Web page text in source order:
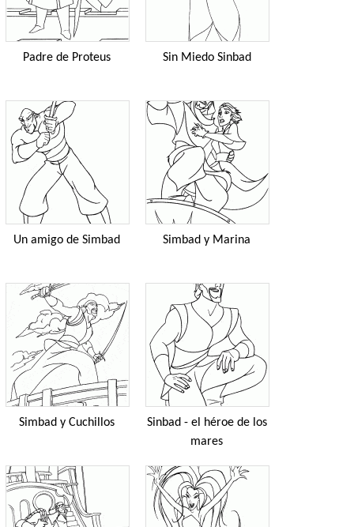
Padre de Proteus Sin Miedo Sinbad
Un amigo de Simbad Simbad y Marina
Simbad y Cuchillos
Sinbad - el héroe de los
mares